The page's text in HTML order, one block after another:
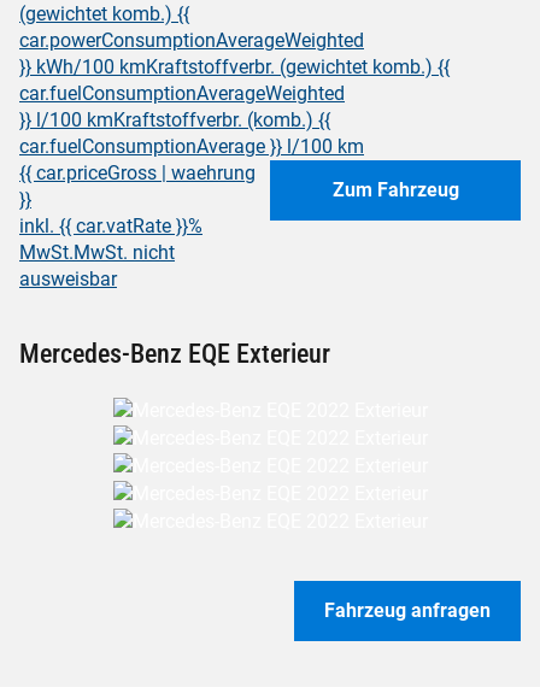
(gewichtet komb.) {{
car.powerConsumptionAverageWeighted
}} kWh/100 kmKraftstoffverbr. (gewichtet komb.) {{
car.fuelConsumptionAverageWeighted
}} l/100 kmKraftstoffverbr. (komb.) {{
car.fuelConsumptionAverage }} l/100 km
{{ car.priceGross | waehrung
}}
inkl. {{ car.vatRate }}%
MwSt.MwSt. nicht
ausweisbar
Zum Fahrzeug
Mercedes-Benz EQE Exterieur
Fahrzeug anfragen